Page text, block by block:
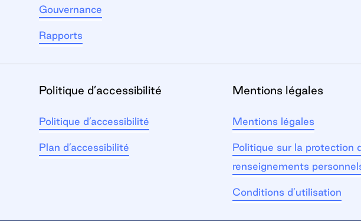
Gouvernance
Rapports
Politique d’accessibilité
Politique d’accessibilité
Plan d’accessibilité
Mentions légales
Mentions légales
Politique sur la protection
renseignements
Conditions d’utilisation